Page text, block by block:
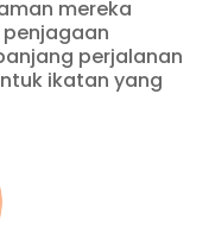
mereka
perjalanan
ikatan yang